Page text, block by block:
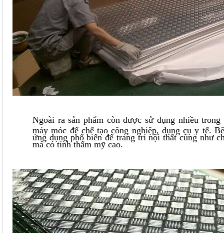
Ngoài ra sản phẩm còn được sử dụng nhiều trong
máy móc để chế tạo công nghiệp, dụng cụ y tế.
ứng dụng phổ biến để trang trí nội thất cũng như
mà có tính thẩm mỹ cao.